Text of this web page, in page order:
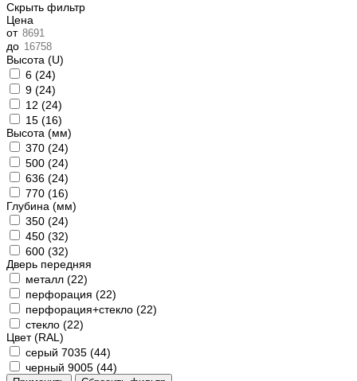
Скрыть фильтр
Цена
от
до
Высота (U)
6 (24)
9 (24)
12 (24)
15 (16)
Высота (мм)
370 (24)
500 (24)
636 (24)
770 (16)
Глубина (мм)
350 (24)
450 (32)
600 (32)
Дверь передняя
металл (22)
перфорация (22)
перфорация+стекло (22)
стекло (22)
Цвет (RAL)
серый 7035 (44)
черный 9005 (44)